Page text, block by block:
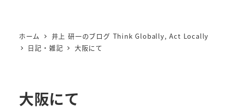
ホーム
井上 研一のブログ Think Globally, Act Locally
日記・雑記
大阪にて
大阪にて